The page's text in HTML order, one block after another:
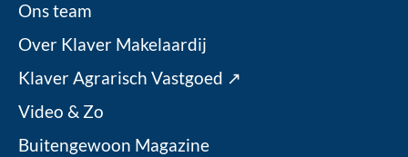
Ons team
Over Klaver Makelaardij
Klaver Agrarisch Vastgoed ↗
Video & Zo
Buitengewoon Magazine